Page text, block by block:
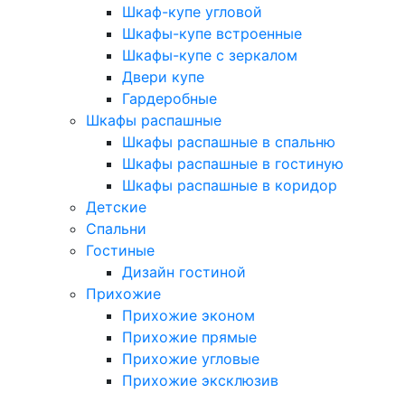
Шкаф-купе угловой
Шкафы-купе встроенные
Шкафы-купе с зеркалом
Двери купе
Гардеробные
Шкафы распашные
Шкафы распашные в спальню
Шкафы распашные в гостиную
Шкафы распашные в коридор
Детские
Спальни
Гостиные
Дизайн гостиной
Прихожие
Прихожие эконом
Прихожие прямые
Прихожие угловые
Прихожие эксклюзив